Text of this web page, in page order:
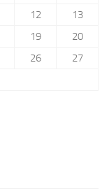
12
13
19
20
26
27